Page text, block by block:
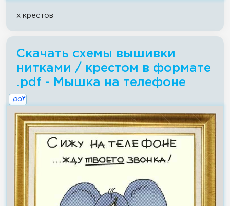
x крестов
Скачать схемы вышивки
нитками / крестом в формате
.pdf - Мышка на телефоне
.pdf